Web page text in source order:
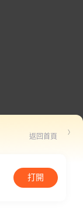
返回首頁
打開